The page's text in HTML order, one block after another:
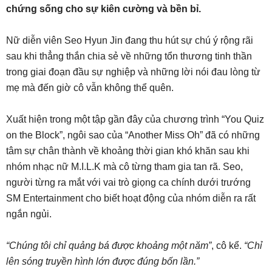
chứng sống cho sự kiên cường và bền bỉ.
Nữ diễn viên Seo Hyun Jin đang thu hút sự chú ý rộng rãi
sau khi thẳng thắn chia sẻ về những tổn thương tinh thần
trong giai đoạn đầu sự nghiệp và những lời nói đau lòng từ
mẹ mà đến giờ cô vẫn không thể quên.
Xuất hiện trong một tập gần đây của chương trình “You Quiz
on the Block”, ngôi sao của “Another Miss Oh” đã có những
tâm sự chân thành về khoảng thời gian khó khăn sau khi
nhóm nhạc nữ M.I.L.K mà cô từng tham gia tan rã. Seo,
người từng ra mắt với vai trò giọng ca chính dưới trướng
SM Entertainment cho biết hoạt động của nhóm diễn ra rất
ngắn ngủi.
“Chúng tôi chỉ quảng bá được khoảng một năm”, cô kể. “Chỉ
lên sóng truyền hình lớn được đúng bốn lần.”